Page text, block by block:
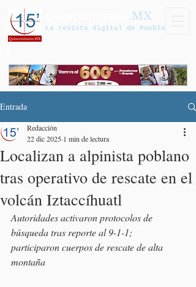
.MX
La revista digital de Puebla
Entrada
Localizan a alpinista poblano
tras operativo de rescate en el
volcán Iztaccíhuatl
Redacción
22 dic 2025 1 min de lectura
Autoridades activaron protocolos de
búsqueda tras reporte al 9-1-1;
participaron cuerpos de rescate de alta
montaña